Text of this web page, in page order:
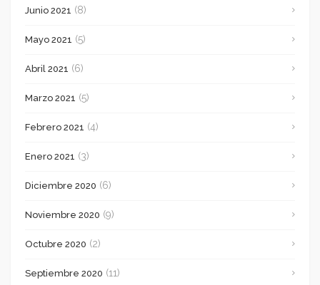
Junio 2021 (8)
Mayo 2021 (5)
Abril 2021 (6)
Marzo 2021 (5)
Febrero 2021 (4)
Enero 2021 (3)
Diciembre 2020 (6)
Noviembre 2020 (9)
Octubre 2020 (2)
Septiembre 2020 (11)